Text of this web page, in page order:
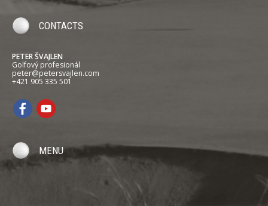
CONTACTS
PETER ŠVAJLEN
Golfový profesionál
peter@petersvajlen.com
+421 905 335 501
MENU